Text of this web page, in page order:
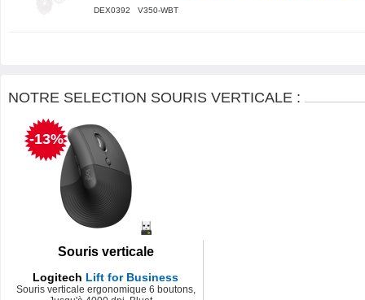
DEX0392 V350-WBT
NOTRE SELECTION SOURIS VERTICALE :
-13%
Souris verticale
Logitech Lift for Business
Souris verticale ergonomique 6 boutons,